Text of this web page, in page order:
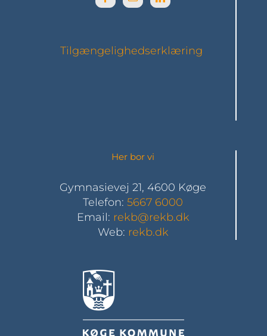
Tilgængelighedserklæring
Her bor vi
Gymnasievej 21, 4600 Køge
Telefon: 5667 6000
Email: rekb@rekb.dk
Web: rekb.dk